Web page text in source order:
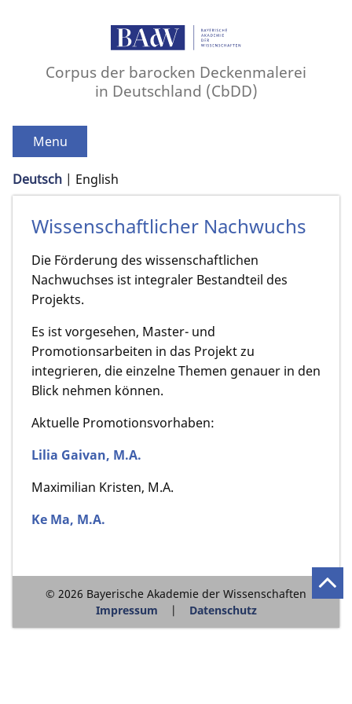
Corpus der barocken Deckenmalerei
in Deutschland (CbDD)
Menu
Deutsch English
Wissenschaftlicher Nachwuchs
Die Förderung des wissenschaftlichen
Nachwuchses ist integraler Bestandteil des
Projekts.
Es ist vorgesehen, Master- und
Promotionsarbeiten in das Projekt zu
integrieren, die einzelne Themen genauer in den
Blick nehmen können.
Aktuelle Promotionsvorhaben:
Lilia Gaivan, M.A.
Maximilian Kristen, M.A.
Ke Ma, M.A.
© 2026 Bayerische Akademie der Wissenschaften
Impressum
Datenschutz